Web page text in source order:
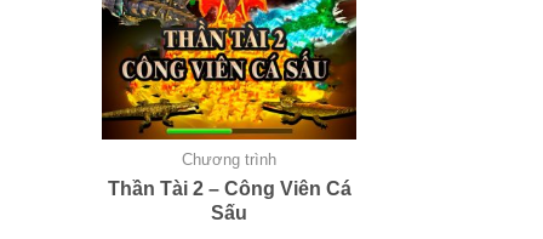
Chương trình
Thần Tài 2 – Công Viên Cá
Sấu